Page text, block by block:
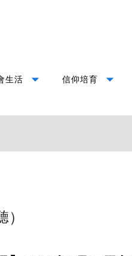
生活 arrow_drop_down 信仰培育 arrow_drop_down